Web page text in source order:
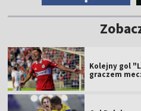
Kolejny gol
graczem